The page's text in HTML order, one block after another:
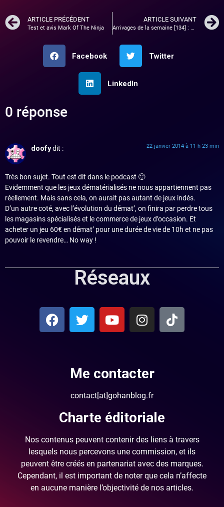
ARTICLE PRÉCÉDENT
Test et avis Mark Of The Ninja
ARTICLE SUIVANT
Arrivages de la semaine [134] : Acer liquid S2, Mario Party Island Tour…
Facebook Twitter
LinkedIn
0 réponse
doofydit : 22 janvier 2014 à 11 h 23 min
Très bon sujet. Tout est dit dans le podcast 🙂
Evidemment que les jeux dématérialisés ne nous appartiennent pas
réellement. Mais sans cela, on aurait pas autant de jeux indés.
D’un autre coté, avec l’évolution du démat’, on finira par perdre tous
les magasins spécialisés et le commerce de jeux d’occasion. Et
acheter un jeu 60€ en démat’ pour une durée de vie de 10h et ne pas
pouvoir le revendre… No way !
Réseaux
Me contacter
contact[at]gohanblog.fr
Charte éditoriale
Nos contenus peuvent contenir des liens à travers
lesquels nous percevons une commission, et ils
peuvent être créés en partenariat avec des marques.
Cependant, il est important de noter que cela n’affecte
en aucune manière l’objectivité de nos articles.